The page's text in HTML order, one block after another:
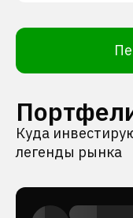
Куда
легенды рынка